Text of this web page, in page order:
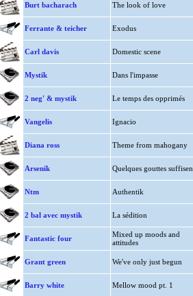
Burt bacharach The look of love
Ferrante & teicher Exodus
Carl davis Domestic scene
Mystik Dans l'impasse
2 neg' & mystik Le temps des opprimés
Vangelis Ignacio
Diana ross Theme from mahogany
Arsenik Quelques gouttes
Ntm Authentik
2 bal avec mystik La sédition
Fantastic four
Mixed up moods and
attitudes
Grant green We've only just begun
Barry white Mellow mood pt. 1